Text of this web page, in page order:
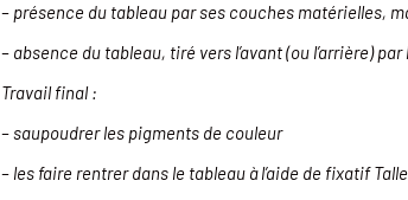
– présence du tableau par ses couches matérielles,
– absence du tableau, tiré vers l’avant (ou l’arrière)
Travail final :
– saupoudrer les pigments de couleur
– les faire rentrer dans le tableau à l’aide de fixatif